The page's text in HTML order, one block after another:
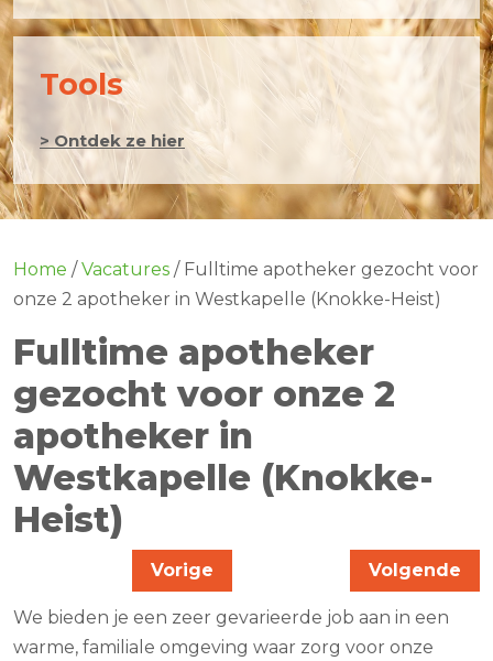
Tools
> Ontdek ze hier
Home / Vacatures / Fulltime apotheker gezocht voor
onze 2 apotheker in Westkapelle (Knokke-Heist)
Fulltime apotheker
gezocht voor onze 2
apotheker in
Westkapelle (Knokke-
Heist)
Vorige Volgende
We bieden je een zeer gevarieerde job aan in een
warme, familiale omgeving waar zorg voor onze